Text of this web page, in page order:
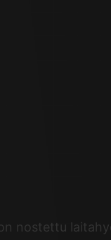
nostettu